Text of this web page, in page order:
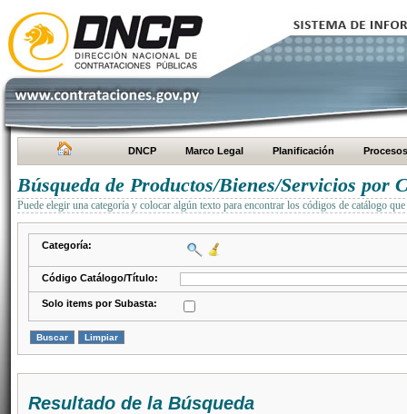
DNCP Marco Legal Planificación Procesos
Búsqueda de Productos/Bienes/Servicios por
Puede elegir una categoría y colocar algún texto para encontrar los códigos de catálogo
Categoría:
Código Catálogo/Título:
Solo items por Subasta:
Resultado de la Búsqueda